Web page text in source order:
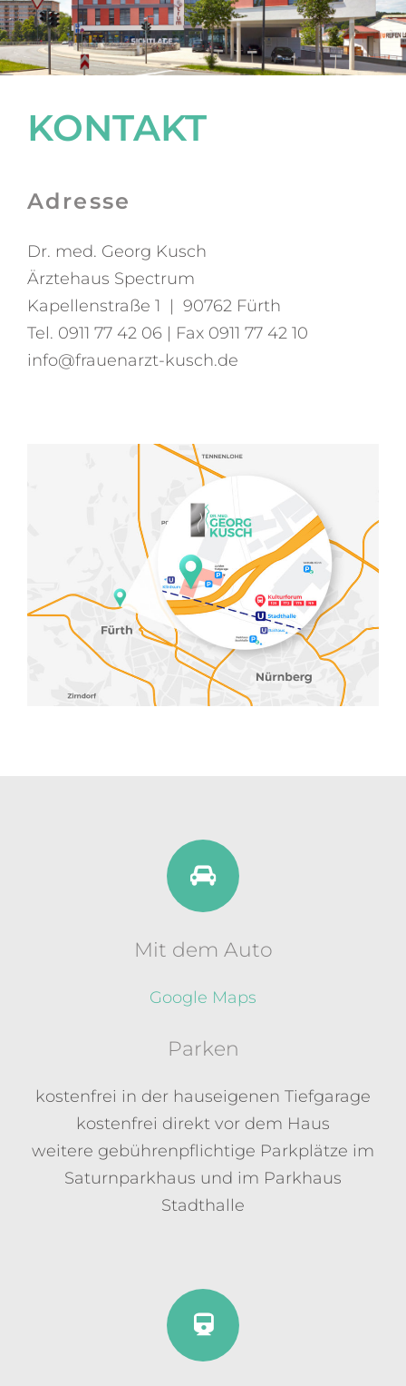
KONTAKT
Adresse
Dr. med. Georg Kusch
Ärztehaus Spectrum
Kapellenstraße 1 | 90762 Fürth
Tel. 0911 77 42 06 | Fax 0911 77 42 10
info@frauenarzt-kusch.de
Mit dem Auto
Google Maps
Parken
kostenfrei in der hauseigenen Tiefgarage
kostenfrei direkt vor dem Haus
weitere gebührenpflichtige Parkplätze im
Saturnparkhaus und im Parkhaus
Stadthalle